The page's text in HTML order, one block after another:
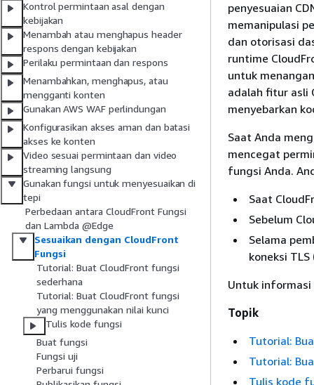
Kontrol permintaan asal dengan
kebijakan
Menambah atau menghapus header
respons dengan kebijakan
Perilaku permintaan dan respons
Menambahkan, menghapus, atau
mengganti konten
Gunakan AWS WAF perlindungan
Konfigurasikan akses aman dan batasi
akses ke konten
Video sesuai permintaan dan video
streaming langsung
Gunakan fungsi untuk menyesuaikan di
tepi
Perbedaan antara CloudFront Fungsi
dan Lambda @Edge
Sesuaikan dengan CloudFront
Fungsi
Tutorial: Buat CloudFront fungsi
sederhana
Tutorial: Buat CloudFront fungsi
yang menggunakan nilai kunci
Tulis kode fungsi
Buat fungsi
Fungsi uji
Perbarui fungsi
penyesuaian
memanipulasi
dan otorisasi
runtime
untuk
adalah fitur asli
menyebarkan
Saat Anda
mencegat
fungsi Anda.
Saat
Sebelum
Selama
koneksi
Untuk
Topik
Tutorial:
Tutorial:
Tulis kode